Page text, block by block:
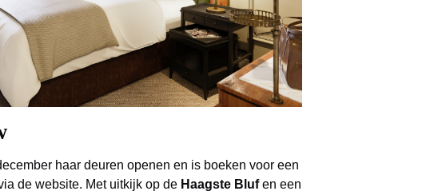
haar deuren openen en is boeken voor een
de website. Met uitkijk op de Haagste Blufen een